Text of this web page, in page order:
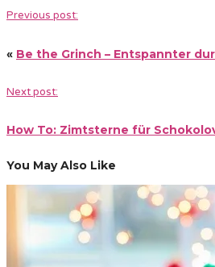
Previous post:
« Be the Grinch – Entspannter
Next post:
How To: Zimtsterne für
You May Also Like